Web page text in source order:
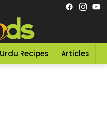
Urdu Recipes Articles